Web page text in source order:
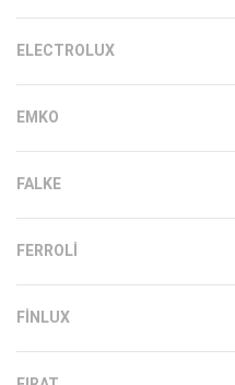
ELECTROLUX
EMKO
FALKE
FERROLI
FINLUX